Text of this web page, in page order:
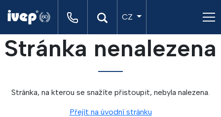
CZ
Stránka nenalezena
Stránka, na kterou se snažíte přistoupit, nebyla nalezena.
Přejít na úvodní stránku